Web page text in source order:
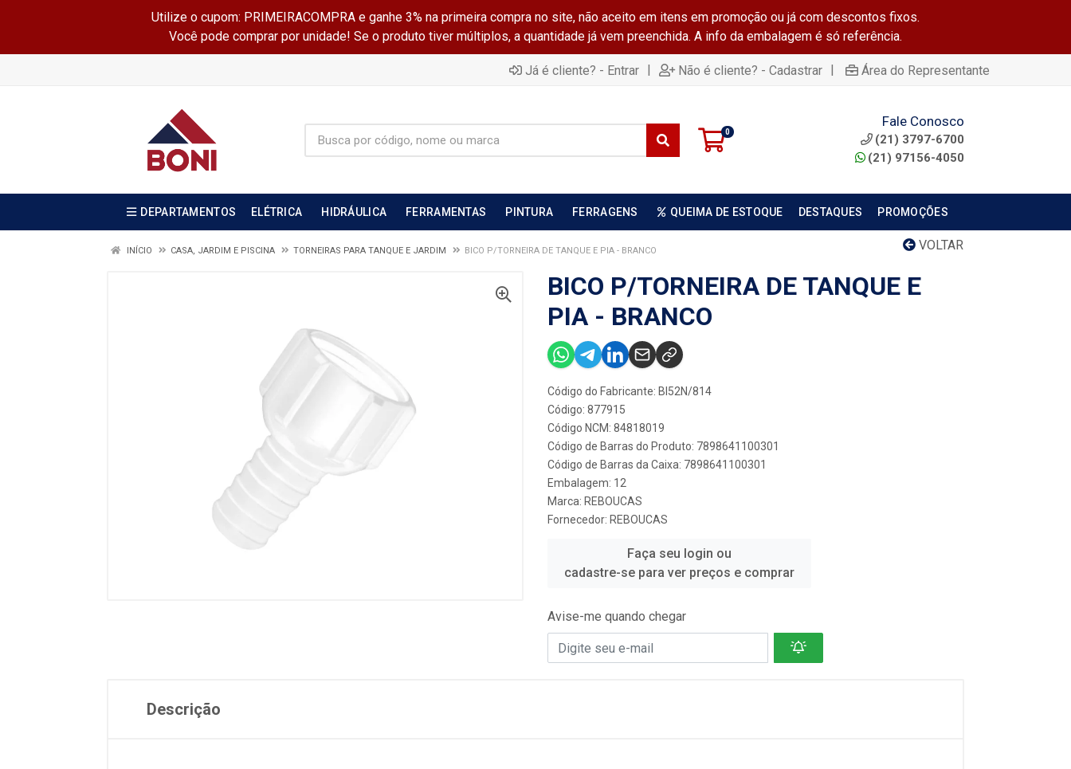
Utilize o cupom: PRIMEIRACOMPRA e ganhe 3% na primeira compra no site, não aceito em itens em promoção ou já com descontos fixos.
Você pode comprar por unidade! Se o produto tiver múltiplos, a quantidade já vem preenchida. A info da embalagem é só referência.
Já é cliente? - Entrar | Não é cliente? - Cadastrar | Área do Representante
0
Fale Conosco
(21) 3797-6700
(21) 97156-4050
DEPARTAMENTOS ELÉTRICA HIDRÁULICA FERRAMENTAS PINTURA FERRAGENS QUEIMA DE ESTOQUE DESTAQUES PROMOÇÕES
VOLTAR
INÍCIO CASA, JARDIM E PISCINA TORNEIRAS PARA TANQUE E JARDIM BICO P/TORNEIRA DE TANQUE E PIA - BRANCO
BICO P/TORNEIRA DE TANQUE E
PIA - BRANCO
Código do Fabricante: BI52N/814
Código: 877915
Código NCM: 84818019
Código de Barras do Produto: 7898641100301
Código de Barras da Caixa: 7898641100301
Embalagem: 12
Marca: REBOUCAS
Fornecedor: REBOUCAS
Faça seu login ou
cadastre-se para ver preços e comprar
Avise-me quando chegar
Descrição